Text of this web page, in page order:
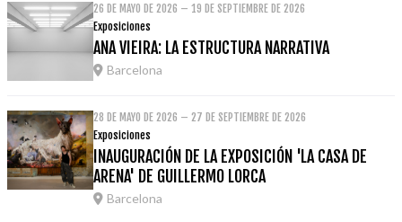
26 DE MAYO DE 2026 – 19 DE SEPTIEMBRE DE 2026
Exposiciones
ANA VIEIRA: LA ESTRUCTURA NARRATIVA
Barcelona
28 DE MAYO DE 2026 – 27 DE SEPTIEMBRE DE 2026
Exposiciones
INAUGURACIÓN DE LA EXPOSICIÓN 'LA CASA DE
ARENA' DE GUILLERMO LORCA
Barcelona